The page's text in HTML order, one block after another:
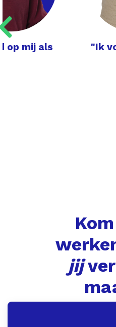
"Ik voel me hier
Leerkracht &
jij